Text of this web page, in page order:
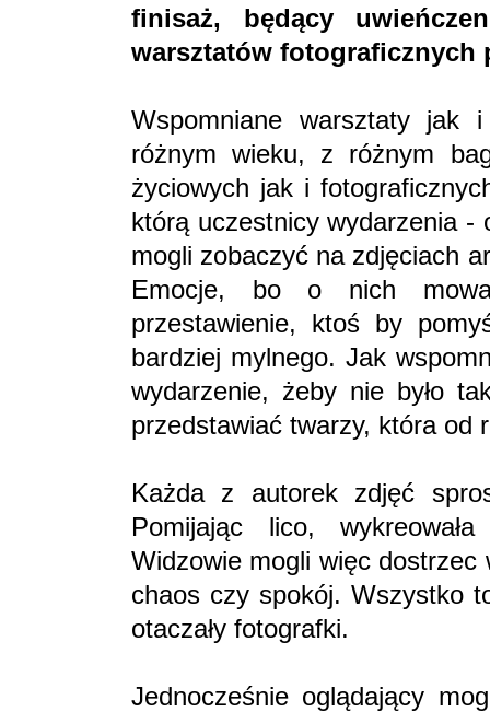
finisaż, będący
warsztatów
Wspomniane warsztaty jak i
różnym wieku, z różnym
życiowych jak i
którą uczestnicy wydarzenia -
mogli zobaczyć na zdjęciach
Emocje, bo o nich
przestawienie, ktoś by
bardziej mylnego. Jak
wydarzenie, żeby nie było
przedstawiać twarzy, która od
Każda z autorek zdjęć
Pomijając lico,
Widzowie mogli więc
chaos czy spokój. Wszystko
otaczały fotografki.
Jednocześnie oglądający